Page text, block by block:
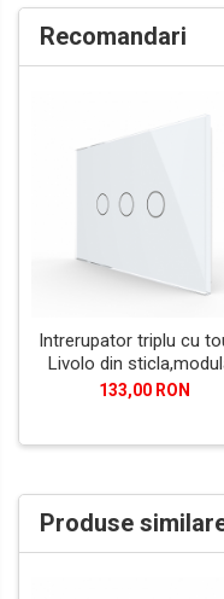
Recomandari
Intrerupator triplu cu
Livolo din
standard Italian
133,00 RON
Produse